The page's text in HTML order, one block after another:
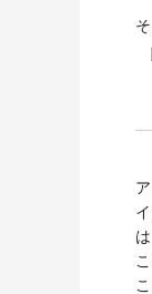
おすす
パーフ